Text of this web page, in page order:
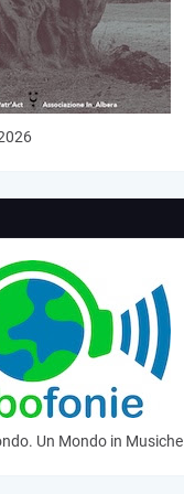
Un Mondo in Musiche